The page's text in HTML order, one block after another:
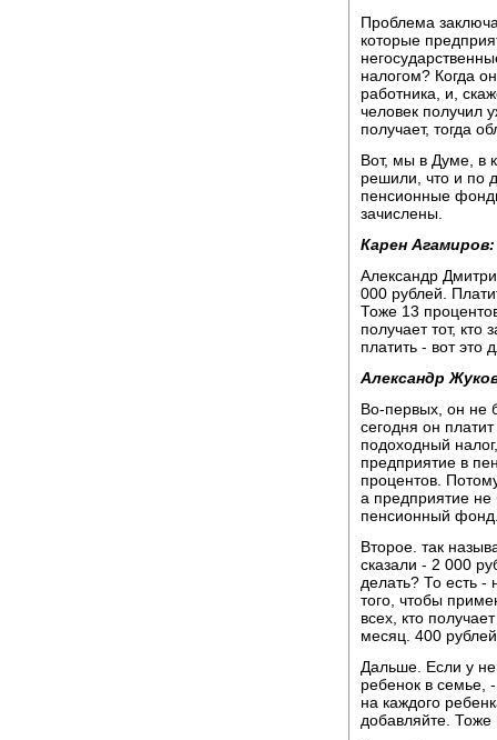
Проблема
которые
налогом? Когда
работника, и,
человек получил
получает, тогда
Вот, мы в Думе, в
решили, что и по
пенсионные
зачислены.
Карен Агамиров:
Александр
000 рублей.
Тоже 13
получает тот,
платить - вот это
Александр
Во-первых, он не
сегодня он
подоходный
предприятие в
процентов.
а предприятие не
пенсионный
Второе. так
сказали - 2 000
делать? То есть -
того, чтобы
всех, кто
месяц. 400
Дальше. Если у
ребенок в семье,
на каждого
добавляйте. Тоже